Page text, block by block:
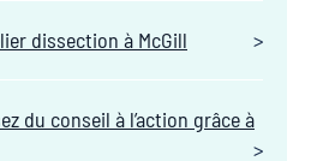
dissection à McGill
du conseil à l’action grâce à